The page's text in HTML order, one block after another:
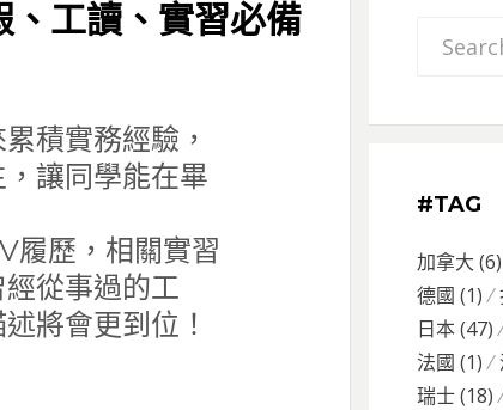
工讀、實習必備
積實務經驗，
讓同學能在畢
履歷，相關實習
從事過的工
將會更到位！
Search
#TAG
加拿大 (6)
德國 (1)
日本(47)
法國 (1)
瑞士(18)